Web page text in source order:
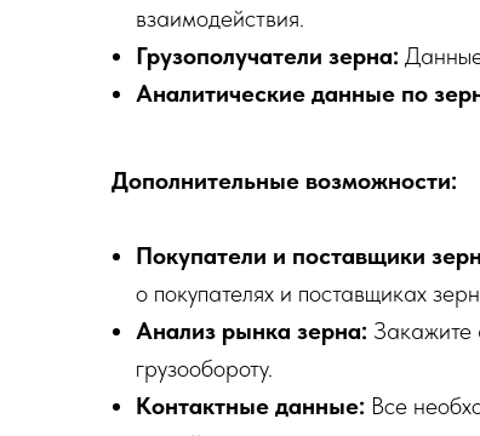
взаимодействия.
Грузополучатели зерна:
Аналитические данные по
Дополнительные возможности:
Покупатели и поставщики
о покупателях и поставщиках
Анализ рынка зерна: Закажите
грузообороту.
Контактные данные: Все